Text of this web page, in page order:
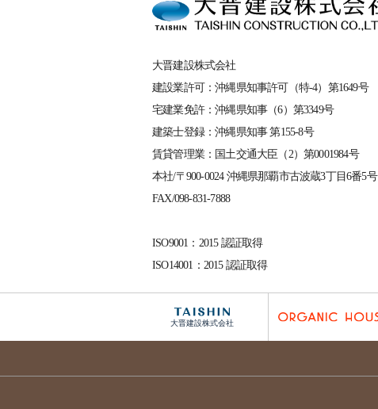
大晋建設株式会社
建設業許可：沖縄県知事許可（特-4）第1649号
宅建業免許：沖縄県知事（6）第3349号
建築士登録：沖縄県知事 第155-8号
賃貸管理業：国土交通大臣（2）第0001984号
本社/〒900-0024 沖縄県那覇市古波蔵3丁目6番5号
FAX/098-831-7888
ISO9001：2015 認証取得
ISO14001：2015 認証取得